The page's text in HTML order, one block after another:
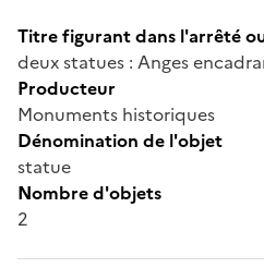
Titre figurant dans l'arrêté
deux statues : Anges
Producteur
Monuments historiques
Dénomination de l'objet
statue
Nombre d'objets
2